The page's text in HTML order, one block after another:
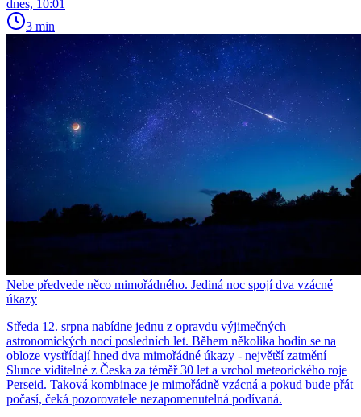
dnes, 10:01
3 min
Nebe předvede něco mimořádného. Jediná noc spojí dva vzácné
úkazy
Středa 12. srpna nabídne jednu z opravdu výjimečných
astronomických nocí posledních let. Během několika hodin se na
obloze vystřídají hned dva mimořádné úkazy - největší zatmění
Slunce viditelné z Česka za téměř 30 let a vrchol meteorického roje
Perseid. Taková kombinace je mimořádně vzácná a pokud bude přát
počasí, čeká pozorovatele nezapomenutelná podívaná.